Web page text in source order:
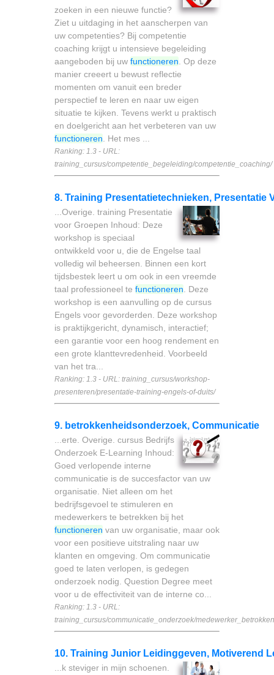
zoeken in een nieuwe functie?
Ziet u uitdaging in het aanscherpen van
uw competenties? Bij competentie
coaching krijgt u intensieve begeleiding
aangeboden bij uw functioneren . Op deze
manier creeert u bewust reflectie
momenten om vanuit een breder
perspectief te leren en naar uw eigen
situatie te kijken. Tevens werkt u praktisch
en doelgericht aan het verbeteren van uw
functioneren . Het mes ...
Ranking: 1.3 - URL:
training_cursus/competentie_begeleiding/competentie_coaching/
8. Training Presentatietechnieken, Presentatie
...Overige. training Presentatie
voor Groepen Inhoud: Deze
workshop is speciaal
ontwikkeld voor u, die de Engelse taal
volledig wil beheersen. Binnen een kort
tijdsbestek leert u om ook in een vreemde
taal professioneel te functioneren . Deze
workshop is een aanvulling op de cursus
Engels voor gevorderden. Deze workshop
is praktijkgericht, dynamisch, interactief;
een garantie voor een hoog rendement en
een grote klanttevredenheid. Voorbeeld
van het tra...
Ranking: 1.3 - URL: training_cursus/workshop-
presenteren/presentatie-training-engels-of-duits/
9. betrokkenheidsonderzoek, Communicatie
...erte. Overige. cursus Bedrijfs
Onderzoek E-Learning Inhoud:
Goed verlopende interne
communicatie is de succesfactor van uw
organisatie. Niet alleen om het
bedrijfsgevoel te stimuleren en
medewerkers te betrekken bij het
functioneren van uw organisatie, maar ook
voor een positieve uitstraling naar uw
klanten en omgeving. Om communicatie
goed te laten verlopen, is gedegen
onderzoek nodig. Question Degree meet
voor u de effectiviteit van de interne co...
Ranking: 1.3 - URL:
training_cursus/communicatie_onderzoek/
10. Training Junior Leidinggeven, Motiverend
...k steviger in mijn schoenen.